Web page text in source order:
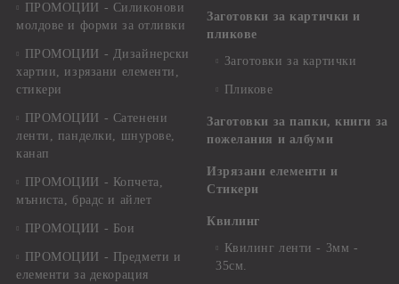
ПРОМОЦИИ - Силиконови
молдове и форми за отливки
ПРОМОЦИИ - Дизайнерски
хартии, изрязани елементи,
стикери
ПРОМОЦИИ - Сатенени
ленти, панделки, шнурове,
канап
ПРОМОЦИИ - Копчета,
мъниста, брадс и айлет
ПРОМОЦИИ - Бои
ПРОМОЦИИ - Предмети и
елементи за декорация
Заготовки за картички и
пликове
Заготовки за картички
Пликове
Заготовки за папки, книги за
пожелания и албуми
Изрязани елементи и
Стикери
Квилинг
Квилинг ленти - 3мм -
35см.